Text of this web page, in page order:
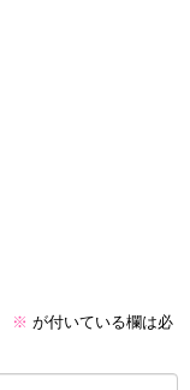
※ が付いている欄は必